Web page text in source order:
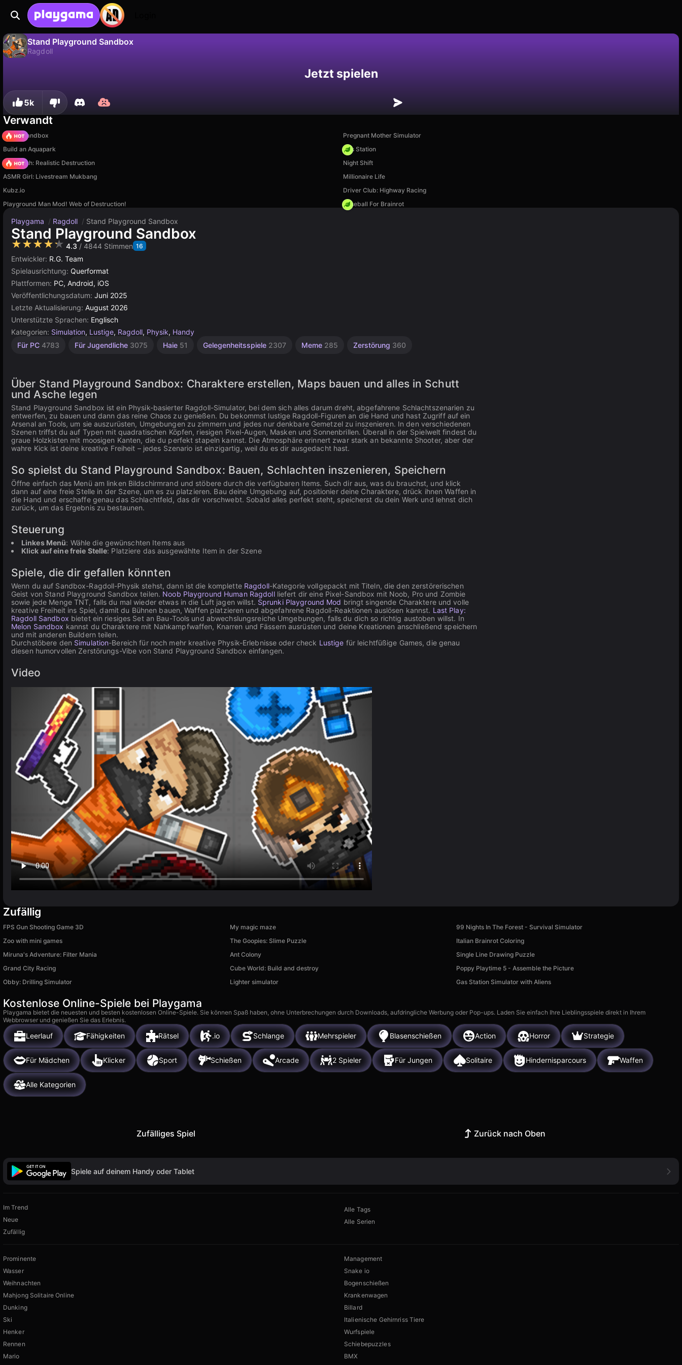
Stand Playground Sandbox
Ragdoll
Jetzt spielen
5k
Verwandt
Melon Sandbox
Pregnant Mother Simulator
Build an Aquapark
Gas Station
Car Crush: Realistic Destruction
Night Shift
ASMR Girl: Livestream Mukbang
Millionaire Life
Kubz.io
Driver Club: Highway Racing
Playground Man Mod! Web of Destruction!
Baseball For Brainrot
Playgama / Ragdoll / Stand Playground Sandbox
Stand Playground Sandbox
★★★★★ 4.3 / 4844 Stimmen 16
Entwickler: R.G. Team
Spielausrichtung: Querformat
Plattformen: PC, Android, iOS
Veröffentlichungsdatum: Juni 2025
Letzte Aktualisierung: August 2026
Unterstützte Sprachen: Englisch
Kategorien: Simulation, Lustige, Ragdoll, Physik, Handy
Für PC 4783 Für Jugendliche 3075 Haie 51 Gelegenheitsspiele 2307 Meme 285 Zerstörung 360
Sprengen
Endlos
Desktop
Sandbox
Hochwertige
Browser
Konstruktion
Über Stand Playground Sandbox: Charaktere erstellen, Maps bauen und alles in Schutt
und Asche legen
Stand Playground Sandbox ist ein Physik-basierter Ragdoll-Simulator, bei dem sich alles darum dreht, abgefahrene Schlachtszenarien zu
entwerfen, zu bauen und dann das reine Chaos zu genießen. Du bekommst lustige Ragdoll-Figuren an die Hand und hast Zugriff auf ein
Arsenal an Tools, um sie auszurüsten, Umgebungen zu zimmern und jedes nur denkbare Gemetzel zu inszenieren. In den verschiedenen
Szenen triffst du auf Typen mit quadratischen Köpfen, riesigen Pixel-Augen, Masken und Sonnenbrillen. Überall in der Spielwelt findest du
graue Holzkisten mit moosigen Kanten, die du perfekt stapeln kannst. Die Atmosphäre erinnert zwar stark an bekannte Shooter, aber der
wahre Kick ist deine kreative Freiheit – jedes Szenario ist einzigartig, weil du es dir ausgedacht hast.
So spielst du Stand Playground Sandbox: Bauen, Schlachten inszenieren, Speichern
Öffne einfach das Menü am linken Bildschirmrand und stöbere durch die verfügbaren Items. Such dir aus, was du brauchst, und klick
dann auf eine freie Stelle in der Szene, um es zu platzieren. Bau deine Umgebung auf, positionier deine Charaktere, drück ihnen Waffen in
die Hand und erschaffe genau das Schlachtfeld, das dir vorschwebt. Sobald alles perfekt steht, speicherst du dein Werk und lehnst dich
zurück, um das Ergebnis zu bestaunen.
Steuerung
Linkes Menü: Wähle die gewünschten Items aus
Klick auf eine freie Stelle: Platziere das ausgewählte Item in der Szene
Spiele, die dir gefallen könnten
Wenn du auf Sandbox-Ragdoll-Physik stehst, dann ist die komplette Ragdoll-Kategorie vollgepackt mit Titeln, die den zerstörerischen
Geist von Stand Playground Sandbox teilen. Noob Playground Human Ragdollliefert dir eine Pixel-Sandbox mit Noob, Pro und Zombie
sowie jede Menge TNT, falls du mal wieder etwas in die Luft jagen willst. Sprunki Playground Mod bringt singende Charaktere und volle
kreative Freiheit ins Spiel, damit du Bühnen bauen, Waffen platzieren und abgefahrene Ragdoll-Reaktionen auslösen kannst. Last Play:
Ragdoll Sandbox bietet ein riesiges Set an Bau-Tools und abwechslungsreiche Umgebungen, falls du dich so richtig austoben willst. In
Melon Sandbox kannst du Charaktere mit Nahkampfwaffen, Knarren und Fässern ausrüsten und deine Kreationen anschließend speichern
und mit anderen Buildern teilen.
Durchstöbere den Simulation-Bereich für noch mehr kreative Physik-Erlebnisse oder check Lustige für leichtfüßige Games, die genau
diesen humorvollen Zerstörungs-Vibe von Stand Playground Sandbox einfangen.
Video
Zufällig
FPS Gun Shooting Game 3D My magic maze
99 Nights In The Forest - Survival Simulator
Zoo with mini games
The Goopies: Slime Puzzle
Italian Brainrot Coloring
Miruna's Adventure: Filter Mania
Ant Colony
Single Line Drawing Puzzle
Grand City Racing
Cube World: Build and destroy
Poppy Playtime 5 - Assemble the Picture
Obby: Drilling Simulator
Lighter simulator Gas Station Simulator with Aliens
Kostenlose Online-Spiele bei Playgama
Playgama bietet die neuesten und besten kostenlosen Online-Spiele. Sie können Spaß haben, ohne Unterbrechungen durch Downloads, aufdringliche Werbung oder Pop-ups. Laden Sie einfach Ihre Lieblingsspiele direkt in Ihrem
Webbrowser und genießen Sie das Erlebnis.
Leerlauf Fähigkeiten Rätsel .io Schlange Mehrspieler Blasenschießen Action Horror Strategie
Für Mädchen Klicker Sport Schießen Arcade 2 Spieler Für Jungen Solitaire Hindernisparcours Waffen
Alle Kategorien
Zufälliges Spiel Zurück nach Oben
Spiele auf deinem Handy oder Tablet
Im Trend
Neue
Zufällig
Alle Tags
Alle Serien
Prominente
Wasser
Weihnachten
Mahjong Solitaire Online
Dunking
Ski
Henker
Rennen
Mario
Management
Snake io
Bogenschießen
Krankenwagen
Billard
Italienische Gehirnriss Tiere
Wurfspiele
Schiebepuzzles
BMX